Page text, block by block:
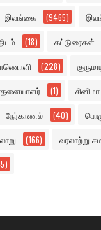
இலங்கை (9465)
(18) கட்டுரைகள்
(228)
(1) சினிமா
நேர்காணல் (40)
(166) வரலாற்று